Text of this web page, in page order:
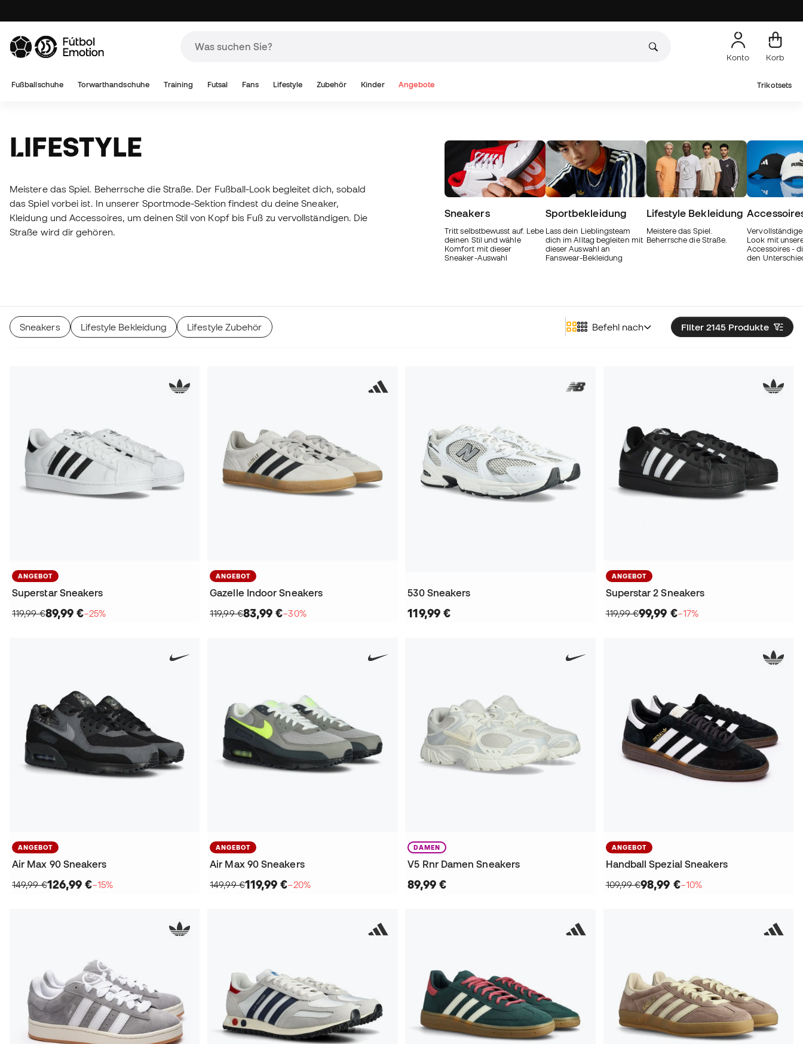
Konto Korb
Fußballschuhe Torwarthandschuhe Training Futsal Fans Lifestyle Zubehör Kinder Angebote Trikotsets
LIFESTYLE
Meistere das Spiel. Beherrsche die Straße. Der Fußball-Look begleitet dich, sobald
das Spiel vorbei ist. In unserer Sportmode-Sektion findest du deine Sneaker,
Kleidung und Accessoires, um deinen Stil von Kopf bis Fuß zu vervollständigen. Die
Straße wird dir gehören.
Sneakers
Tritt selbstbewusst auf. Lebe
deinen Stil und wähle
Komfort mit dieser
Sneaker-Auswahl
Sportbekleidung
Lass dein Lieblingsteam
dich im Alltag begleiten mit
dieser Auswahl an
Fanswear-Bekleidung
Lifestyle Bekleidung
Meistere das Spiel.
Beherrsche die Straße.
Look mit
Accessoires -
den
Filter 2145 Produkte
Befehl nach
Sneakers Lifestyle Bekleidung Lifestyle Zubehör
ANGEBOT
Superstar Sneakers
119,99 €89,99 €−25%
ANGEBOT
Gazelle Indoor Sneakers
119,99 €83,99 €−30%
530 Sneakers
119,99 €
ANGEBOT
Superstar 2 Sneakers
119,99 €99,99 €−17%
ANGEBOT
Air Max 90 Sneakers
149,99 €126,99 €−15%
ANGEBOT
Air Max 90 Sneakers
149,99 €119,99 €−20%
DAMEN
V5 Rnr Damen Sneakers
89,99 €
ANGEBOT
Handball Spezial Sneakers
109,99 €98,99 €−10%